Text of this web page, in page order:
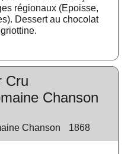
régionaux (Epoisse,
Dessert au chocolat
Cru
Chanson
Chanson
1868